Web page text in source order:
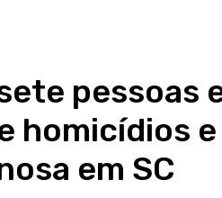
pessoas
homicídios e
em SC